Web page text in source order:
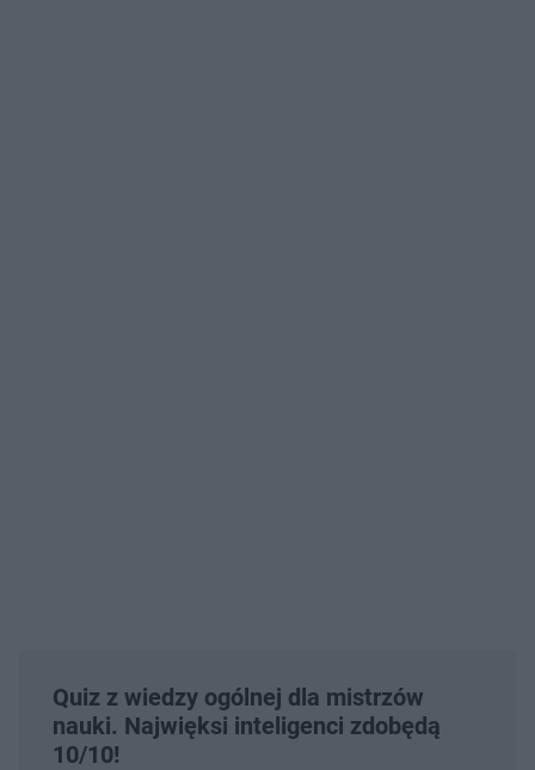
Quiz z wiedzy ogólnej dla mistrzów
nauki. Najwięksi inteligenci zdobędą
10/10!